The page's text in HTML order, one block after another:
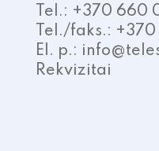
Tel.: +370 660
Tel./faks.: +370
El. p.:
Rekvizitai